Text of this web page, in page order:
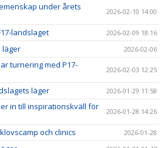
under årets
2026-02-10 14:00
landslaget 2026-02-09 18:16
läger 2026-02-06
turnering med P17-
2026-02-03 12:25
läger 2026-01-29 11:58
in till inspirationskväll för
2026-01-28 14:26
och clinics 2026-01-28